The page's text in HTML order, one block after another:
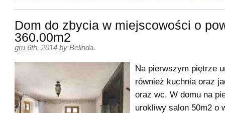
Dom do zbycia w miejscowości o
360.00m2
gru 6th, 2014 by Belinda.
Na pierwszym piętrze
również kuchnia oraz
oraz wc. W domu na
urokliwy salon 50m2 o